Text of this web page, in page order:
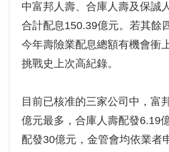
中富邦人壽、合庫人壽及保誠
合計配息150.39億元。若其餘
今年壽險業配息總額有機會衝
挑戰史上次高紀錄。
目前已核准的三家公司中，富
億元最多，合庫人壽配發6.19
配發30億元，金管會均依業者